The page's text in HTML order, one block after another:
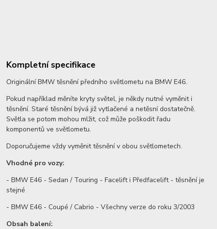
Kompletní specifikace
Originální BMW těsnění předního světlometu na BMW E46.
Pokud například měníte kryty světel, je někdy nutné vyměnit i
těsnění. Staré těsnění bývá již vytlačené a netěsní dostatečně.
Světla se potom mohou mlžit, což může poškodit řadu
komponentů ve světlometu.
Doporučujeme vždy vyměnit těsnění v obou světlometech.
Vhodné pro vozy:
- BMW E46 - Sedan / Touring - Facelift i Předfacelift - těsnění je
stejné
- BMW E46 - Coupé / Cabrio - Všechny verze do roku 3/2003
Obsah balení: